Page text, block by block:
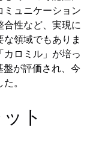
ュニケーション
性など、実現に
領域でもありま
カロミル」が培っ
が評価され、今
。
ト